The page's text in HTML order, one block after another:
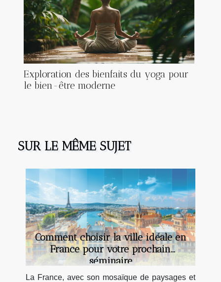
Exploration des bienfaits du yoga pour
le bien-être moderne
SUR LE MÊME SUJET
Comment choisir la ville idéale en
France pour votre prochain
séminaire
La France, avec son mosaïque de paysages et